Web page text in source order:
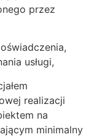
przez
usługi,
realizacji
na
minimalny